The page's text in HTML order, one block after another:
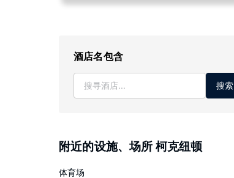
酒店名包含
搜索
附近的设施、场所 柯克纽顿
体育场